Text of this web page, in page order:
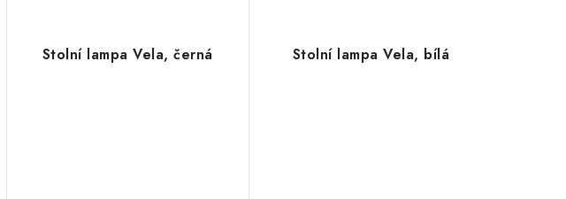
Stolní lampa Vela, černá Stolní lampa Vela, bílá